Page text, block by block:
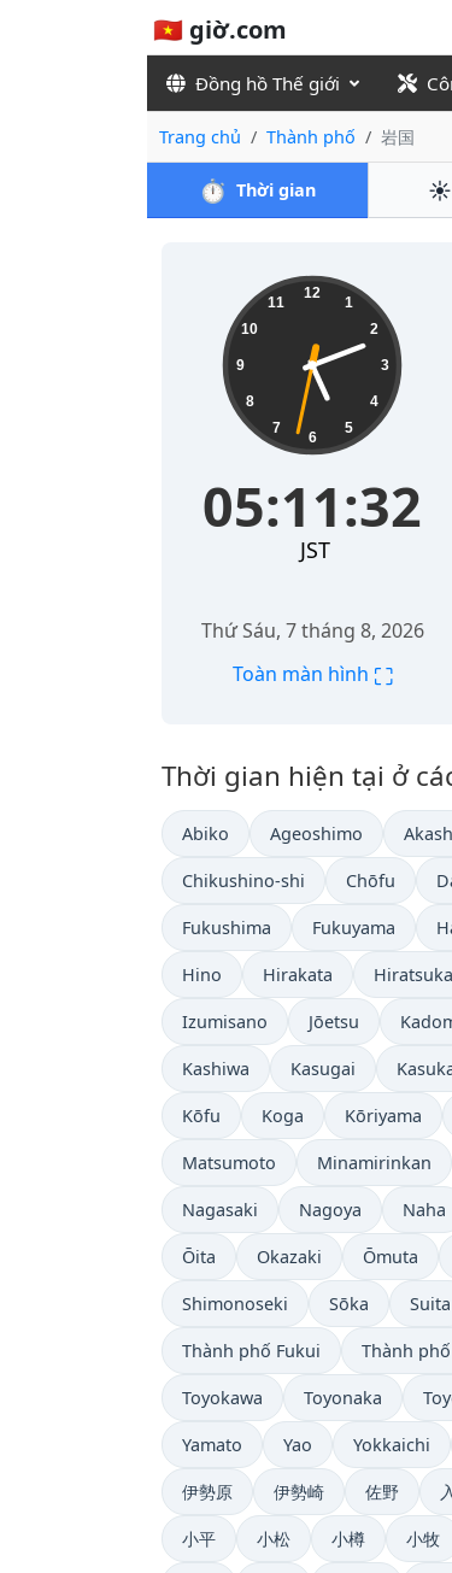
🇻🇳 giờ.com
Đồng hồ Thế giới
Trang chủ Thành phố 岩国
⏱️ Thời gian ☀️
05:11:32 12
1
2
3
4
5
6
7
8
9
10
11
05:11:32
JST
Thứ Sáu, 7 tháng 8, 2026
Toàn màn hình ⛶
Thời gian hiện tại ở
Abiko Ageoshimo
Chikushino-shi Chōfu
Fukushima Fukuyama
Hino Hirakata Hiratsuka
Izumisano Jōetsu
Kashiwa Kasugai
Kōfu Koga Kōriyama
Matsumoto Minamirinkan
Nagasaki Nagoya Naha
Ōita Okazaki Ōmuta
Shimonoseki Sōka Suita
Thành phố Fukui Thành
Toyokawa Toyonaka
Yamato Yao Yokkaichi
伊勢原 伊勢崎 佐野
小平 小松 小樽 小牧